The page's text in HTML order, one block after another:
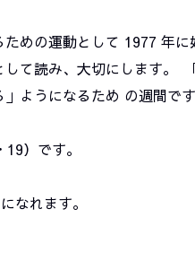
めの運動として 1977 年
て読み、大切にします。
ようになるため の週間です
）です。
なれます。